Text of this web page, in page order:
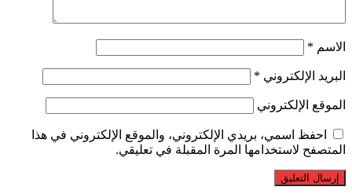
الاسم *
البريد الإلكتروني *
الموقع الإلكتروني
احفظ اسمي، بريدي الإلكتروني، والموقع الإلكتروني في هذا
المتصفح لاستخدامها المرة المقبلة في تعليقي.